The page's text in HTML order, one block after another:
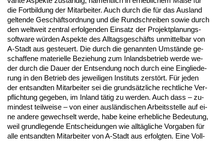
die Fort­bil­dung der Mit­ar­bei­ter. Auch durch die für das Aus­land
gel­ten­de Geschäfts­ord­nung und die Rund­schrei­ben so­wie durch
den welt­weit zen­tral er­fol­gen­den Ein­satz der Pro­jekt­pla­nungs­
soft­ware würden As­pek­te des All­tags­geschäfts un­mit­tel­bar von
A-Stadt aus ge­steu­ert. Die durch die ge­nann­ten Umstände ge­
schaf­fe­ne ma­te­ri­el­le Be­zie­hung zum In­lands­be­trieb wer­de we­
der durch die Dau­er der Ent­sen­dung noch durch ei­ne Ein­glie­de­
rung in den Be­trieb des je­wei­li­gen In­sti­tuts zerstört. Für je­den
der ent­sand­ten Mit­ar­bei­ter sei die grundsätz­li­che recht­li­che Ver­
pflich­tung ge­ge­ben, im In­land tätig zu wer­den. Auch dass – zu­
min­dest teil­wei­se – von ei­ner ausländi­schen Ar­beits­stel­le auf ei­
ne an­de­re ge­wech­selt wer­de, ha­be kei­ne er­heb­li­che Be­deu­tung,
weil grund­le­gen­de Ent­schei­dun­gen wie alltägli­che Vor­ga­ben für
al­le ent­sand­ten Mit­ar­bei­ter von A-Stadt aus er­folg­ten. Ei­ne Voll­